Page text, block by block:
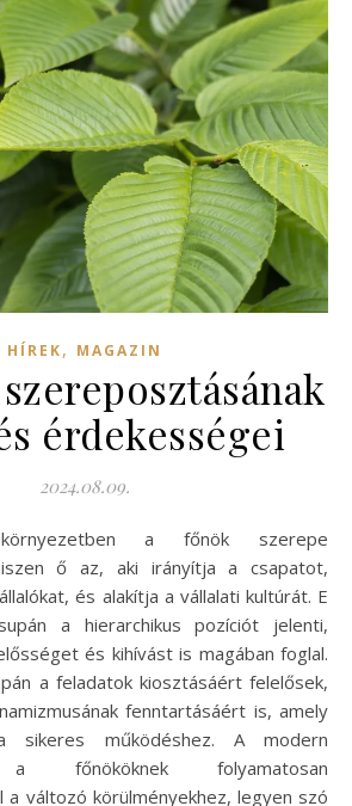
HÍREK, MAGAZIN
érdekességei
2024.08.09.
ő az, aki irányítja a csapatot,
és alakítja a vállalati kultúrát. E
a hierarchikus pozíciót jelenti,
és kihívást is magában foglal.
a feladatok kiosztásáért felelősek,
fenntartásáért is, amely
sikeres működéshez. A modern
a főnököknek folyamatosan
a változó körülményekhez, legyen szó